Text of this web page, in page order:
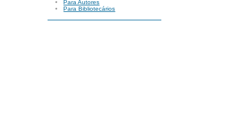
Para Autores
Para Bibliotecários